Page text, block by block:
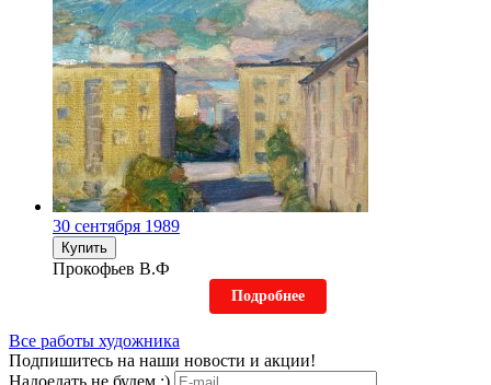
30 сентября 1989
Купить
Прокофьев В.Ф
Подробнее
Все работы художника
Подпишитесь на наши новости и акции!